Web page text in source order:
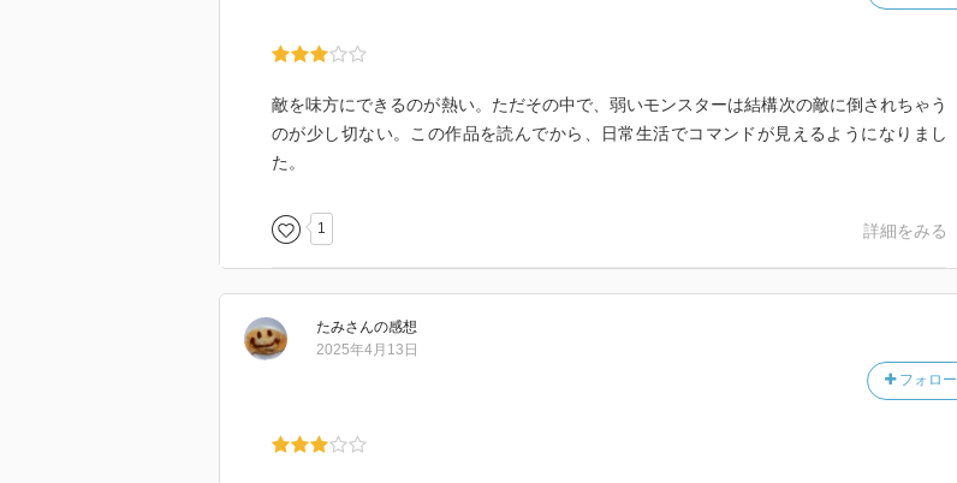
敵を味方にできるのが熱い。ただその中で、弱いモンスターは結構次の敵に倒されちゃう
のが少し切ない。この作品を読んでから、日常生活でコマンドが見えるようになりまし
た。
1 詳細をみる
たみさんの感想
フォロー
2025年4月13日